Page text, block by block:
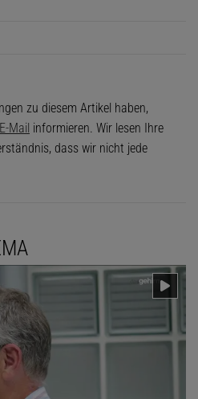
zu diesem Artikel haben,
Mail informieren. Wir lesen Ihre
dass wir nicht jede